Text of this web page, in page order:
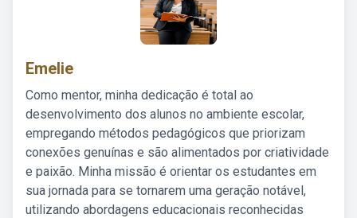
Emelie
Como mentor, minha dedicação é total ao
desenvolvimento dos alunos no ambiente escolar,
empregando métodos pedagógicos que priorizam
conexões genuínas e são alimentados por criatividade
e paixão. Minha missão é orientar os estudantes em
sua jornada para se tornarem uma geração notável,
utilizando abordagens educacionais reconhecidas